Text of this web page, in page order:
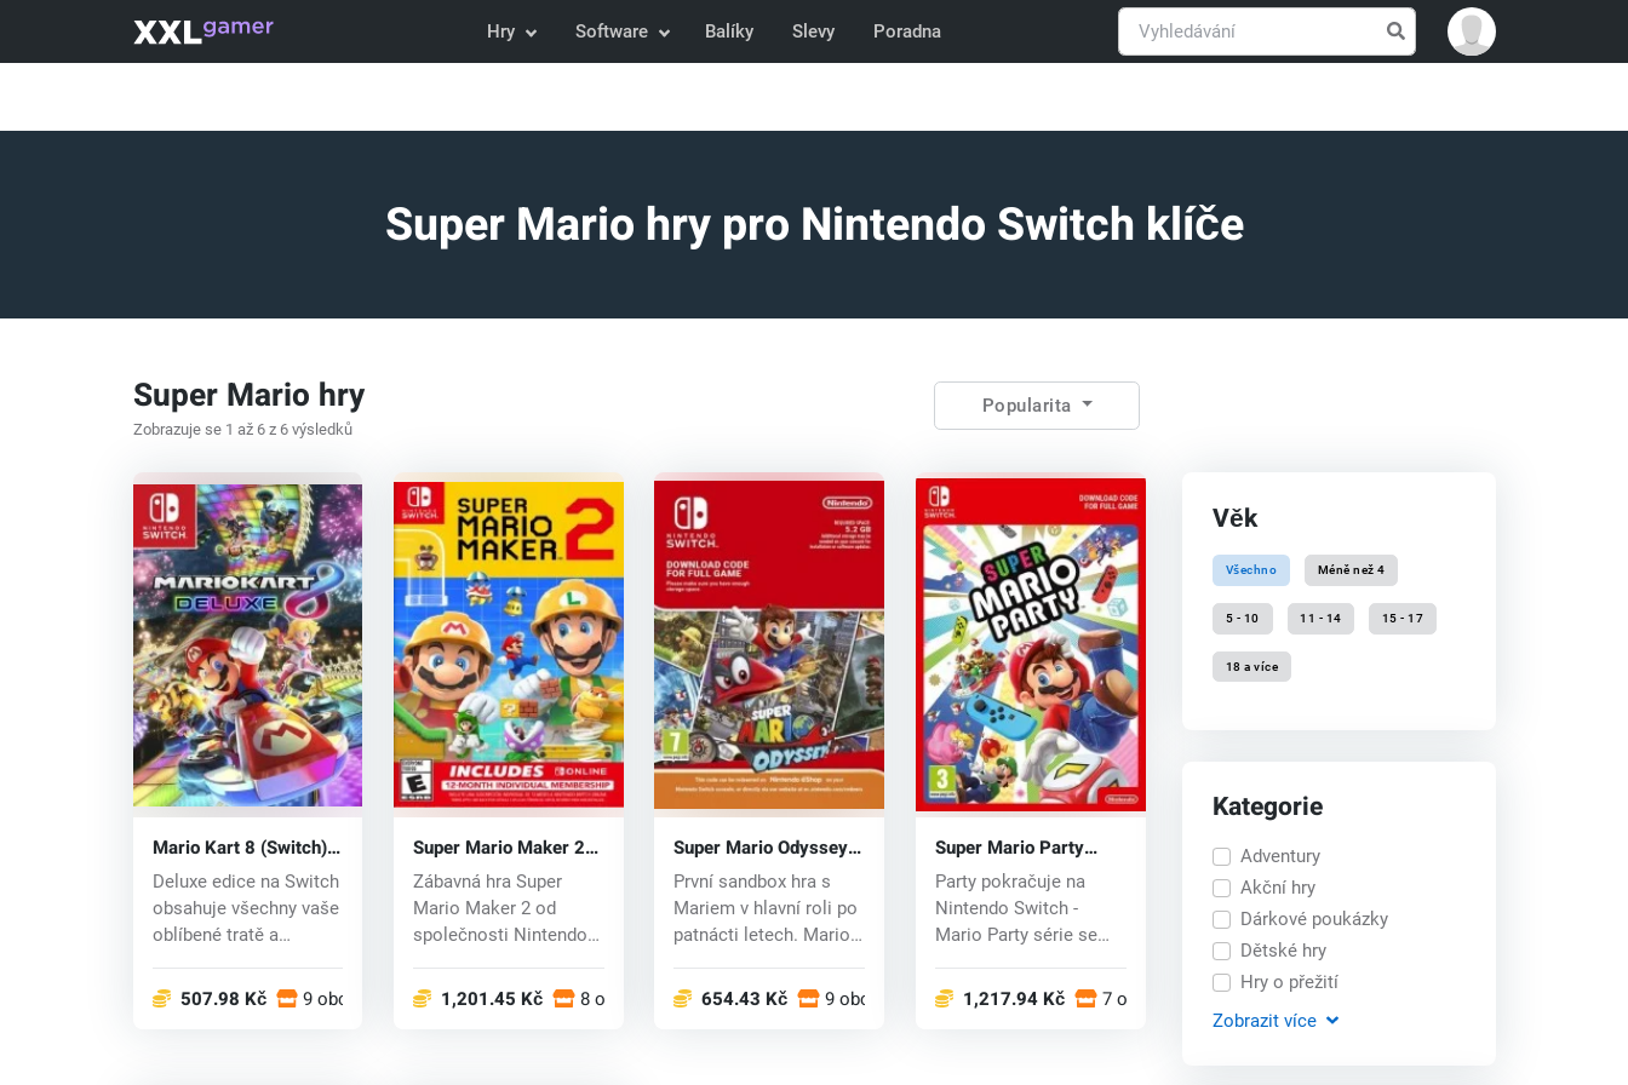
Hry Software Balíky Slevy Poradna
Super Mario hry pro Nintendo Switch klíče
Super Mario hry
Zobrazuje se 1 až 6 z 6 výsledků
Popularita
Mario Kart 8 (Switch)
key
Deluxe edice na Switch
obsahuje všechny vaše
oblíbené tratě a
507.98 Kč 9 obchodech
Super Mario Maker 2
(Switch) key
Zábavná hra Super
Mario Maker 2 od
společnosti Nintendo
1,201.45 Kč 8 obchodech
Super Mario Odyssey
(Switch) key
První sandbox hra s
Mariem v hlavní roli po
patnácti letech. Mario
654.43 Kč 9 obchodech
Super Mario Party
(Switch) key
Party pokračuje na
Nintendo Switch -
Mario Party série se
1,217.94 Kč 7 obchodech
Věk
Všechno Méně než 4
5 - 10 11 - 14 15 - 17
18 a více
Kategorie
Adventury
Akční hry
Dárkové poukázky
Dětské hry
Hry o přežití
Zobrazit více